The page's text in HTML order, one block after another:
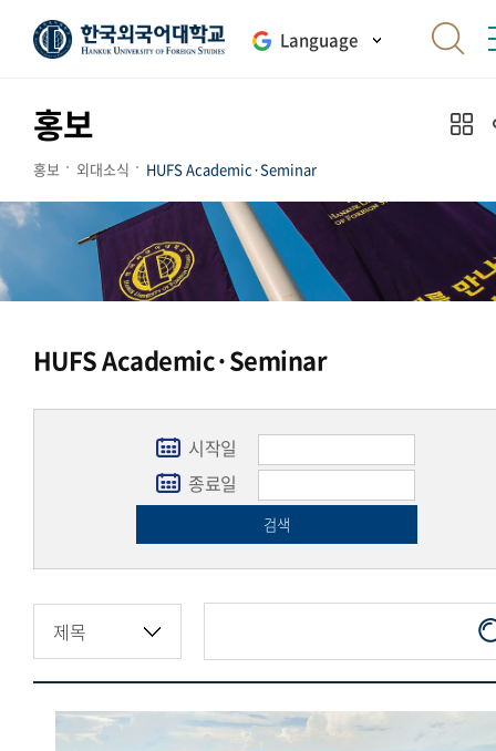
Language
홍보
홍보 외대소식 HUFS Academic·Seminar
HUFS Academic·Seminar
시작일
종료일